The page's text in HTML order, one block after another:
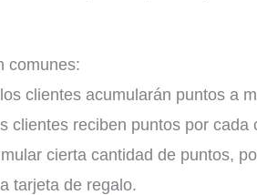
comunes:
los clientes acumularán puntos a
clientes reciben puntos por
cierta cantidad de puntos,
tarjeta de regalo.